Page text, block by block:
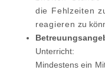
die Fehlzeiten
reagieren zu
Unterricht:
Mindestens ein